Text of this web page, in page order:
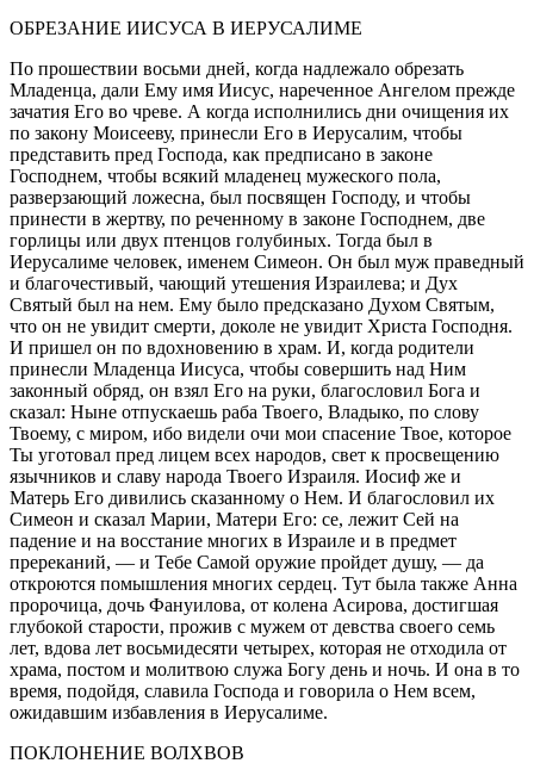
ОБРЕЗАНИЕ ИИСУСА В ИЕРУСАЛИМЕ
По прошествии восьми дней, когда надлежало обрезать
Младенца, дали Ему имя Иисус, нареченное Ангелом прежде
зачатия Его во чреве. А когда исполнились дни очищения их
по закону Моисееву, принесли Его в Иерусалим, чтобы
представить пред Господа, как предписано в законе
Господнем, чтобы всякий младенец мужеского пола,
разверзающий ложесна, был посвящен Господу, и чтобы
принести в жертву, по реченному в законе Господнем, две
горлицы или двух птенцов голубиных. Тогда был в
Иерусалиме человек, именем Симеон. Он был муж праведный
и благочестивый, чающий утешения Израилева; и Дух
Святый был на нем. Ему было предсказано Духом Святым,
что он не увидит смерти, доколе не увидит Христа Господня.
И пришел он по вдохновению в храм. И, когда родители
принесли Младенца Иисуса, чтобы совершить над Ним
законный обряд, он взял Его на руки, благословил Бога и
сказал: Ныне отпускаешь раба Твоего, Владыко, по слову
Твоему, с миром, ибо видели очи мои спасение Твое, которое
Ты уготовал пред лицем всех народов, свет к просвещению
язычников и славу народа Твоего Израиля. Иосиф же и
Матерь Его дивились сказанному о Нем. И благословил их
Симеон и сказал Марии, Матери Его: се, лежит Сей на
падение и на восстание многих в Израиле и в предмет
пререканий, — и Тебе Самой оружие пройдет душу, — да
откроются помышления многих сердец. Тут была также Анна
пророчица, дочь Фануилова, от колена Асирова, достигшая
глубокой старости, прожив с мужем от девства своего семь
лет, вдова лет восьмидесяти четырех, которая не отходила от
храма, постом и молитвою служа Богу день и ночь. И она в то
время, подойдя, славила Господа и говорила о Нем всем,
ожидавшим избавления в Иерусалиме.
ПОКЛОНЕНИЕ ВОЛХВОВ